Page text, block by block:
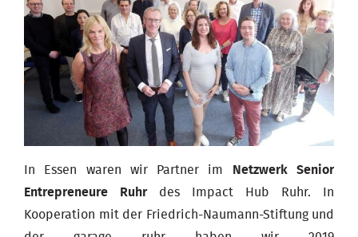
In Essen waren wir Partner im
Netzwerk Senior
Entrepreneure Ruhrdes Impact Hub Ruhr. In
Kooperation mit der Friedrich-Naumann-Stiftung und